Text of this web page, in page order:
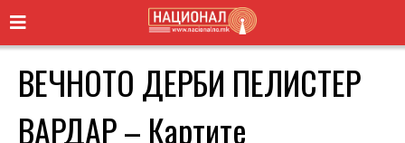
ВЕЧНОТО ДЕРБИ ПЕЛИСТЕР
ВАРДАР – Картите